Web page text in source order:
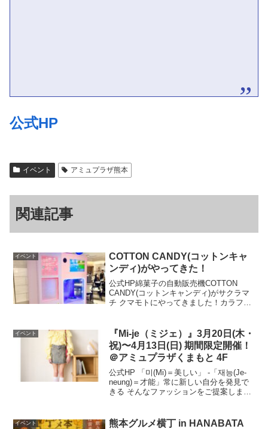
公式HP
イベント アミュプラザ熊本
関連記事
イベント
COTTON CANDY(コットンキャ
ンディ)がやってきた！
公式HP綿菓子の自動販売機COTTON
CANDY(コットンキャンディ)がサクラマ
チ クマモトにやってきました！カラフル
りを選んで楽しんで下さいね♪概要場所：
地下1階 ...
イベント
『Mi-je（ミジェ）』3月20日(木・
祝)〜4月13日(日) 期間限定開催！
＠アミュプラザくまもと 4F
公式HP 「미(Mi)＝美しい」 -「재능(Je-
neung)＝才能」常に新しい自分を発見で
きる そんなファッションをご提案しま
イベント 熊本グルメ横丁 in HANABATA